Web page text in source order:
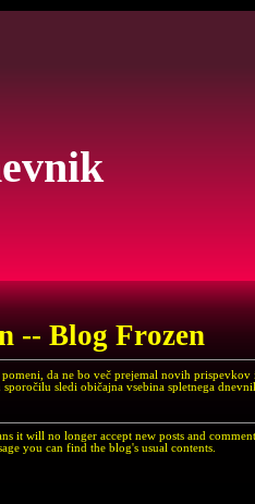
-- Blog Frozen
da ne bo več prejemal novih
sledi običajna vsebina spletnega
it will no longer accept new posts and
you can find the blog's usual contents.